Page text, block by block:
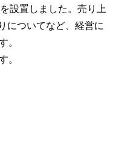
設置しました。売り上
についてなど、経営に
。
。